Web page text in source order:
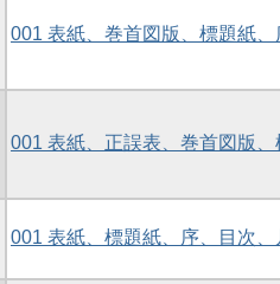
001 表紙、巻首図版、標題紙
001 表紙、正誤表、巻首図版
001 表紙、標題紙、序、目次